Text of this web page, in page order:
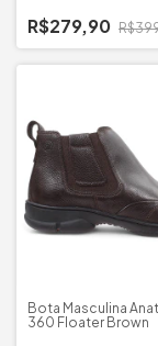
R$279,90
Bota Masculina
360 Floater Brown